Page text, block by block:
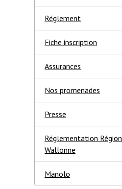
Réglement
Fiche inscription
Assurances
Nos promenades
Presse
Réglementation Région
Wallonne
Manolo